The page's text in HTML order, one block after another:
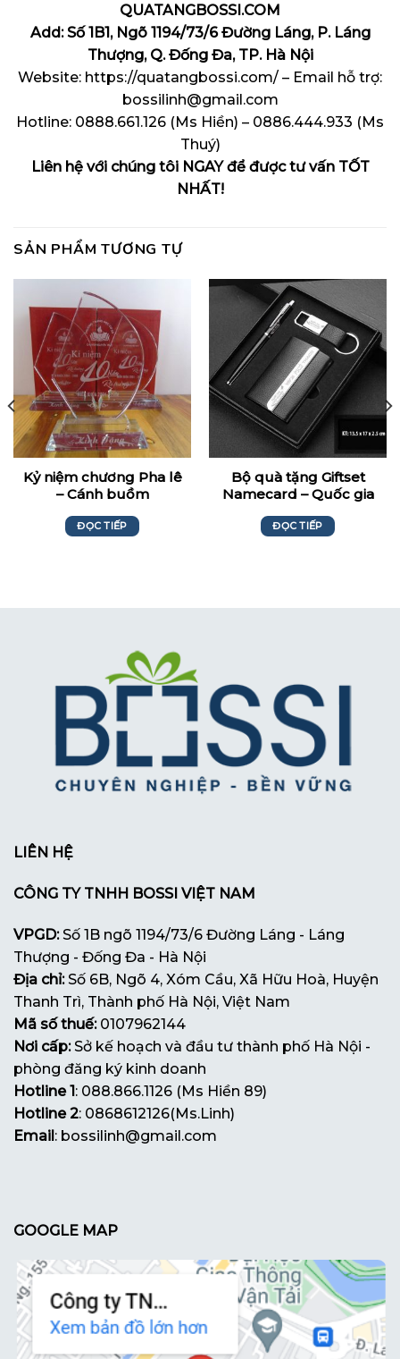
QUATANGBOSSI.COM
Add: Số 1B1, Ngõ 1194/73/6 Đường Láng, P. Láng
Thượng, Q. Đống Đa, TP. Hà Nội
Website: https://quatangbossi.com/ – Email hỗ trợ:
bossilinh@gmail.com
Hotline: 0888.661.126 (Ms Hiền) – 0886.444.933 (Ms
Thuý)
Liên hệ với chúng tôi NGAY để được tư vấn TỐT
NHẤT!
SẢN PHẨM TƯƠNG TỰ
Kỷ niệm chương Pha lê
– Cánh buồm
ĐỌC TIẾP
Bộ quà tặng Giftset
Namecard – Quốc gia
ĐỌC TIẾP
LIÊN HỆ
CÔNG TY TNHH BOSSI VIỆT NAM
VPGD:Số 1B ngõ 1194/73/6 Đường Láng - Láng
Thượng - Đống Đa - Hà Nội
Địa chỉ:Số 6B, Ngõ 4, Xóm Cầu, Xã Hữu Hoà, Huyện
Thanh Trì, Thành phố Hà Nội, Việt Nam
Mã số thuế:0107962144
Nơi cấp:Sở kế hoạch và đầu tư thành phố Hà Nội -
phòng đăng ký kinh doanh
Hotline 1: 088.866.1126 (Ms Hiền 89)
Hotline 2: 0868612126(Ms.Linh)
Email: bossilinh@gmail.com
GOOGLE MAP